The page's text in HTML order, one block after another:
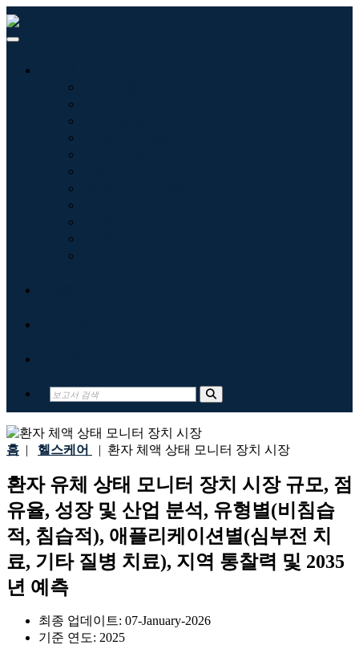
홈 | 헬스케어 | 환자 체액 상태 모니터 장치 시장
환자 유체 상태 모니터 장치 시장 규모, 점
유율, 성장 및 산업 분석, 유형별(비침습
적, 침습적), 애플리케이션별(심부전 치
료, 기타 질병 치료), 지역 통찰력 및 2035
년 예측
최종 업데이트: 07-January-2026
기준 연도: 2025